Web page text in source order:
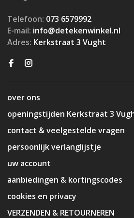
Telefoon: 073 6579992
E-mail: info@detekenwinkel.nl
Adres: Kerkstraat 3 Vught
over ons
openingstijden Kerkstraat 3
contact & veelgestelde vragen
persoonlijk verlanglijstje
uw account
aanbiedingen & kortingscodes
cookies en privacy
VERZENDEN & RETOURNEREN